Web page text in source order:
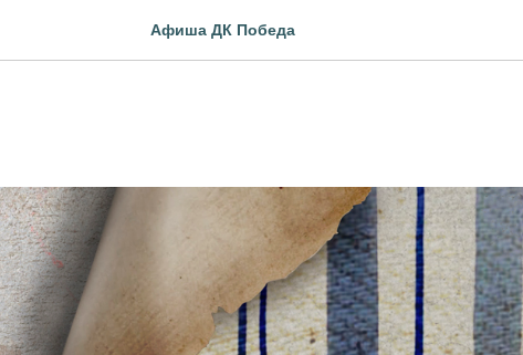
Афиша ДК Победа